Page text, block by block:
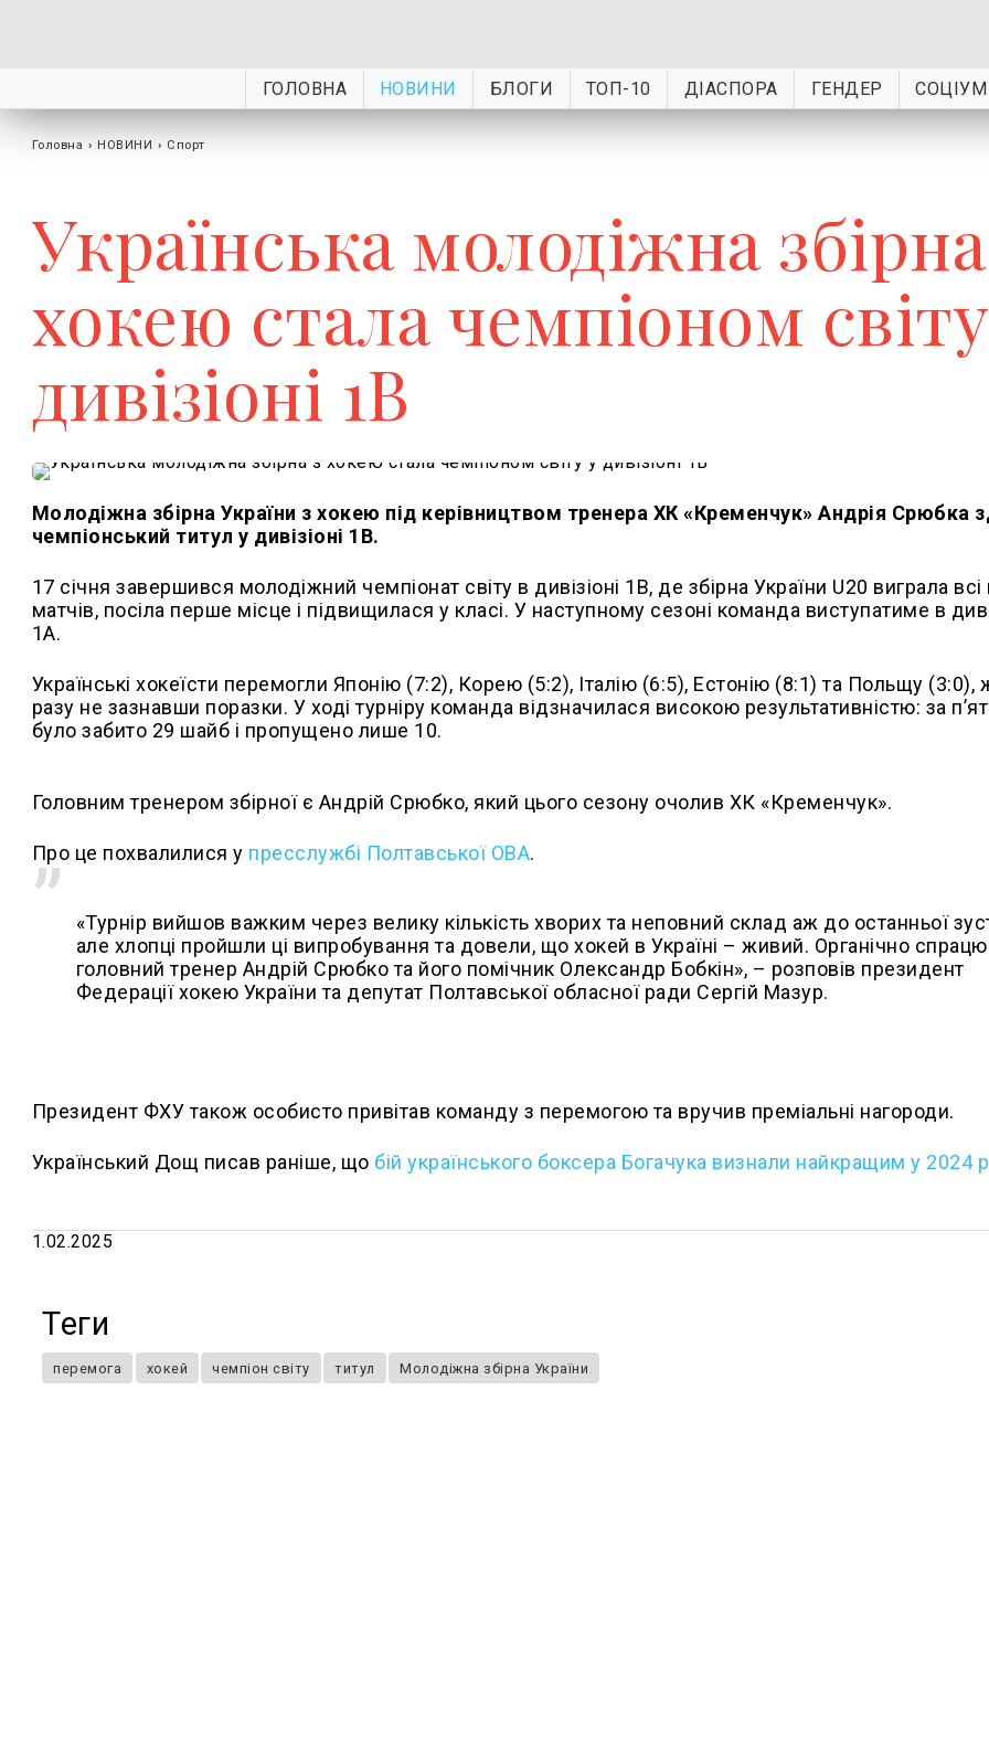
ГОЛОВНА НОВИНИ БЛОГИ ТОП-10 ДІАСПОРА ГЕНДЕР СОЦІУМ
Головна › НОВИНИ › Спорт
Українська молодіжна
хокею стала чемпіоном
дивізіоні 1В
Молодіжна збірна України з хокею під керівництвом тренера ХК «Кременчук» Андрія Срюбка
чемпіонський титул у дивізіоні 1В.
17 січня завершився молодіжний чемпіонат світу в дивізіоні 1В, де збірна України U20 виграла всі
матчів, посіла перше місце і підвищилася у класі. У наступному сезоні команда виступатиме в
1А.
Українські хокеїсти перемогли Японію (7:2), Корею (5:2), Італію (6:5), Естонію (8:1) та Польщу (3:0),
разу не зазнавши поразки. У ході турніру команда відзначилася високою результативністю: за
було забито 29 шайб і пропущено лише 10.
Головним тренером збірної є Андрій Срюбко, який цього сезону очолив ХК «Кременчук».
Про це похвалилися у пресслужбі Полтавської ОВА.
«Турнір вийшов важким через велику кількість хворих та неповний склад аж до останньої
але хлопці пройшли ці випробування та довели, що хокей в Україні – живий. Органічно
головний тренер Андрій Срюбко та його помічник Олександр Бобкін», – розповів президент
Федерації хокею України та депутат Полтавської обласної ради Сергій Мазур.
Президент ФХУ також особисто привітав команду з перемогою та вручив преміальні нагороди.
Український Дощ писав раніше, що бій українського боксера Богачука визнали найкращим у 2024
1.02.2025
Теги
перемога хокей чемпіон світу титул Молодіжна збірна України